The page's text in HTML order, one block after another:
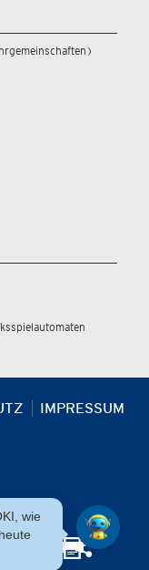
IMPRESSUM
wie